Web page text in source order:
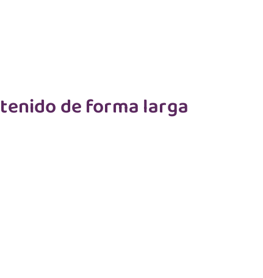
de forma larga